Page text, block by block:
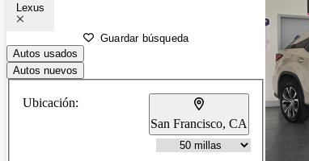
Lexus
Guardar búsqueda
Autos usados
Autos nuevos
Ubicación:
San Francisco, CA